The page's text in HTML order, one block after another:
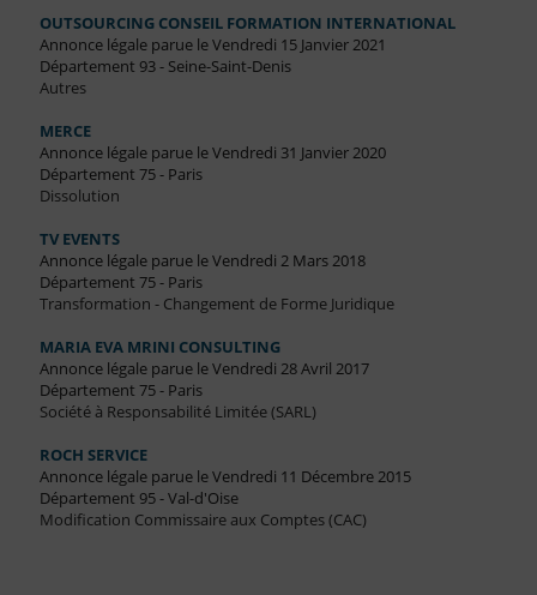
OUTSOURCING CONSEIL FORMATION INTERNATIONAL
Annonce légale parue le Vendredi 15 Janvier 2021
Département 93 - Seine-Saint-Denis
Autres
MERCE
Annonce légale parue le Vendredi 31 Janvier 2020
Département 75 - Paris
Dissolution
TV EVENTS
Annonce légale parue le Vendredi 2 Mars 2018
Département 75 - Paris
Transformation - Changement de Forme Juridique
MARIA EVA MRINI CONSULTING
Annonce légale parue le Vendredi 28 Avril 2017
Département 75 - Paris
Société à Responsabilité Limitée (SARL)
ROCH SERVICE
Annonce légale parue le Vendredi 11 Décembre 2015
Département 95 - Val-d'Oise
Modification Commissaire aux Comptes (CAC)